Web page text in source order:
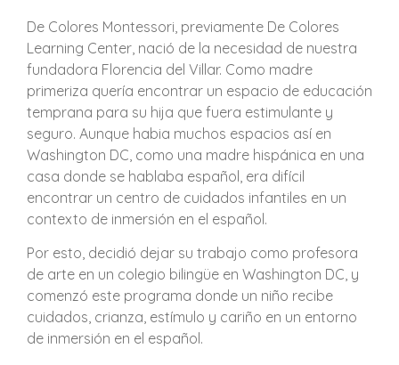
De Colores Montessori, previamente De Colores
Learning Center, nació de la necesidad de nuestra
fundadora Florencia del Villar. Como madre
primeriza quería encontrar un espacio de educación
temprana para su hija que fuera estimulante y
seguro. Aunque habia muchos espacios así en
Washington DC, como una madre hispánica en una
casa donde se hablaba español, era difícil
encontrar un centro de cuidados infantiles en un
contexto de inmersión en el español.
Por esto, decidió dejar su trabajo como profesora
de arte en un colegio bilingüe en Washington DC, y
comenzó este programa donde un niño recibe
cuidados, crianza, estímulo y cariño en un entorno
de inmersión en el español.